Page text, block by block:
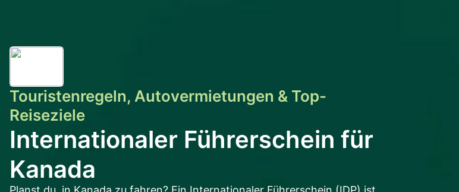
Touristenregeln, Autovermietungen & Top-
Reiseziele
Internationaler Führerschein für
Kanada